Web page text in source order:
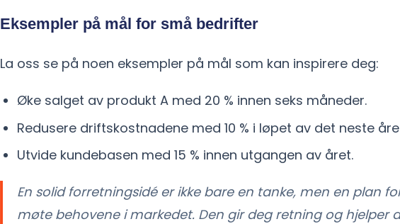
Eksempler på mål for små bedrifter
La oss se på noen eksempler på mål som kan inspirere deg:
Øke salget av produkt A med 20 % innen seks måneder.
Redusere driftskostnadene med 10 % i løpet av det neste
Utvide kundebasen med 15 % innen utgangen av året.
En solid forretningsidé er ikke bare en tanke, men en plan
møte behovene i markedet. Den gir deg retning og hjelper